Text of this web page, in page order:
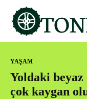
YAŞAM
Yoldaki
çok kaygan